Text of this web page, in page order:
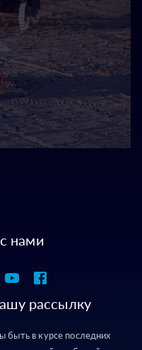
нами
рассылку
быть в курсе последних